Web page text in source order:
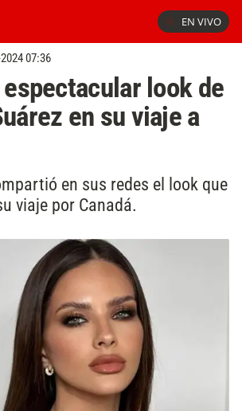
EN VIVO
07:36
look de
en su viaje a
en sus redes el look que
viaje por Canadá.